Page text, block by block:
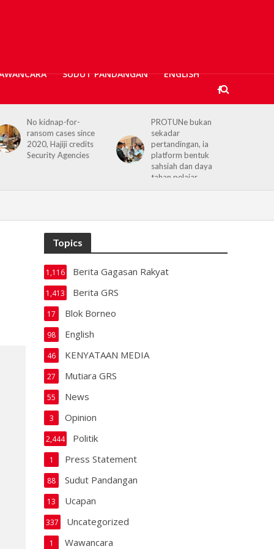
SUDUT PANDANGAN ENGLISH
No kidnap-for-
ransom cases since
2020, Hajiji credits
Security Agencies
PROTUNe bukan
sekadar
pertandingan, ia
platform bentuk
sahsiah dan daya
tahan pelajar
Topics
Berita Gagasan Rakyat
1,116
Berita GRS
1,413
Blok Borneo
17
English
98
KENYATAAN MEDIA
46
Mutiara GRS
27
News
55
Opinion
3
Politik
2,444
Press Statement
1
Sudut Pandangan
88
Ucapan
13
Uncategorized
337
Wawancara
1